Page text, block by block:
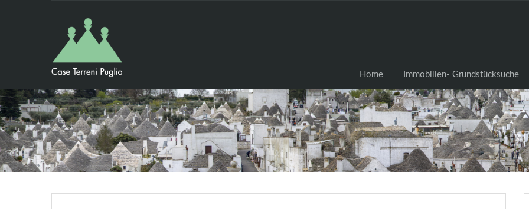
Home Immobilien- Grundstücksuche